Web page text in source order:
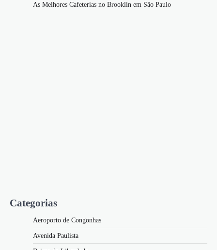
As Melhores Cafeterias no Brooklin em São Paulo
Categorias
Aeroporto de Congonhas
Avenida Paulista